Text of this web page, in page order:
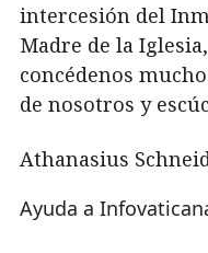
intercesión del
Madre de la
concédenos
de nosotros y
Athanasius
Ayuda a